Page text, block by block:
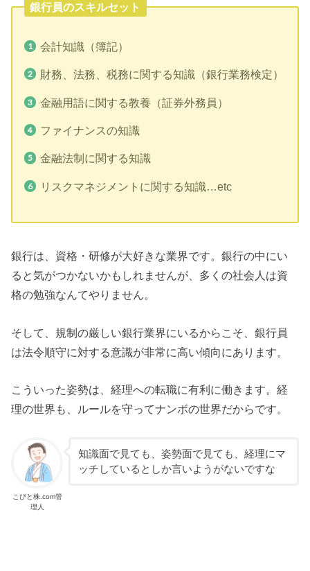
銀行員のスキルセット
会計知識（簿記）
財務、法務、税務に関する知識（銀行業務検定）
金融用語に関する教養（証券外務員）
ファイナンスの知識
金融法制に関する知識
リスクマネジメントに関する知識…etc
銀行は、資格・研修が大好きな業界です。銀行の中にい
ると気がつかないかもしれませんが、多くの社会人は資
格の勉強なんてやりません。
そして、規制の厳しい銀行業界にいるからこそ、銀行員
は法令順守に対する意識が非常に高い傾向にあります。
こういった姿勢は、経理への転職に有利に働きます。経
理の世界も、ルールを守ってナンボの世界だからです。
こびと株.com管
理人
知識面で見ても、姿勢面で見ても、経理にマ
ッチしているとしか言いようがないですな